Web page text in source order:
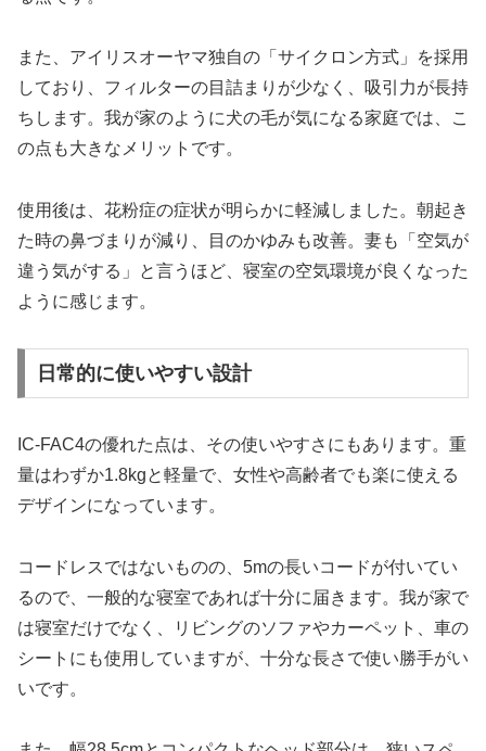
また、アイリスオーヤマ独自の「サイクロン方式」を採用
しており、フィルターの目詰まりが少なく、吸引力が長持
ちします。我が家のように犬の毛が気になる家庭では、こ
の点も大きなメリットです。
使用後は、花粉症の症状が明らかに軽減しました。朝起き
た時の鼻づまりが減り、目のかゆみも改善。妻も「空気が
違う気がする」と言うほど、寝室の空気環境が良くなった
ように感じます。
日常的に使いやすい設計
IC-FAC4の優れた点は、その使いやすさにもあります。重
量はわずか1.8kgと軽量で、女性や高齢者でも楽に使える
デザインになっています。
コードレスではないものの、5mの長いコードが付いてい
るので、一般的な寝室であれば十分に届きます。我が家で
は寝室だけでなく、リビングのソファやカーペット、車の
シートにも使用していますが、十分な長さで使い勝手がい
いです。